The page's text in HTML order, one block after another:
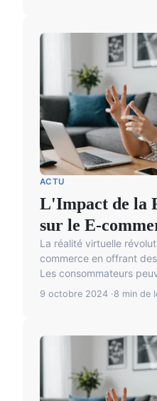
ACTU
L'Impact de la
sur le E-
La réalité virtuelle
commerce en offrant
Les consommateurs
9 octobre 2024 8 min de